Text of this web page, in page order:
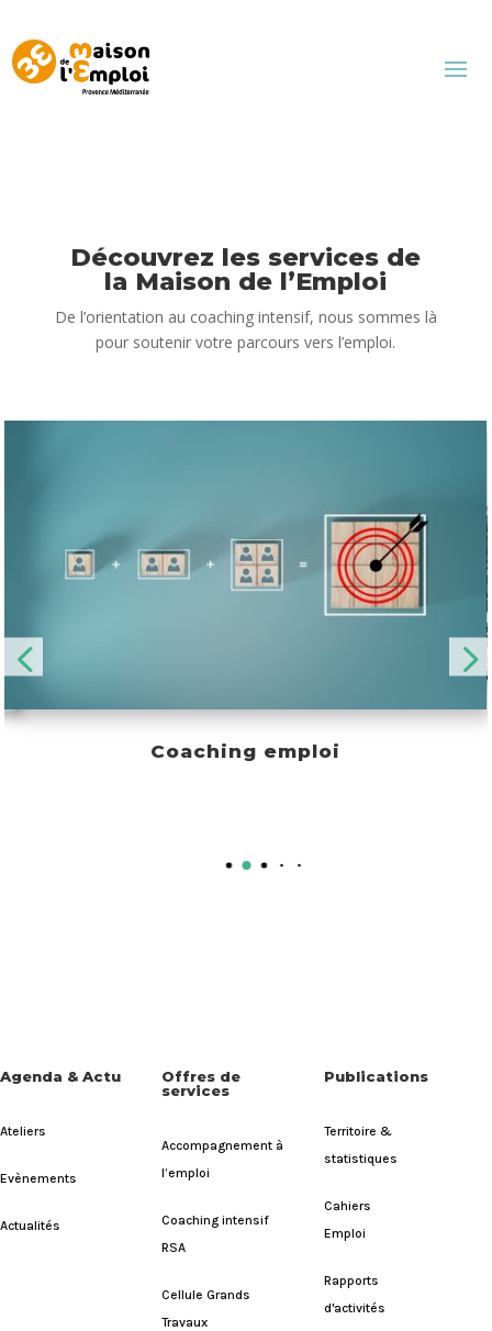
Découvrez les services de
la Maison de l’Emploi
De l’orientation au coaching intensif, nous sommes là
pour soutenir votre parcours vers l’emploi.
Coaching emploi
Agenda & Actu
Ateliers
Evènements
Actualités
Offres de
services
Accompagnement à
l’emploi
Coaching intensif
RSA
Cellule Grands
Travaux
Publications
Territoire &
statistiques
Cahiers
Emploi
Rapports
d'activités